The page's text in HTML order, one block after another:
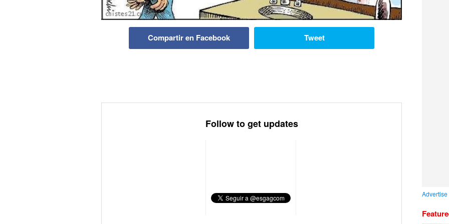
Compartir en Facebook Tweet
Follow to get updates